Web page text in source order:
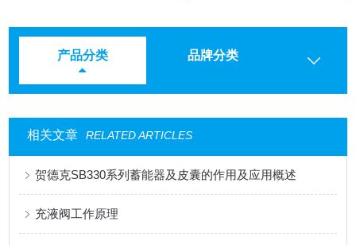
产品分类 品牌分类
相关文章 RELATED ARTICLES
贺德克SB330系列蓄能器及皮囊的作用及应用概述
充液阀工作原理